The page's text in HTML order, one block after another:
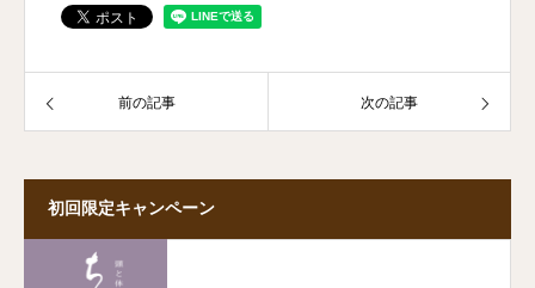
前の記事 次の記事
初回限定キャンペーン